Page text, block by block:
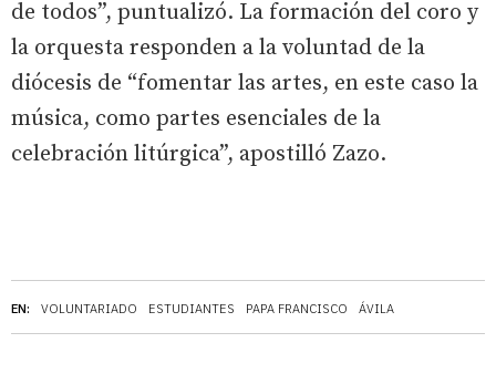
EN: VOLUNTARIADO ESTUDIANTES PAPA FRANCISCO ÁVILA
de todos”, puntualizó. La formación del coro y
la orquesta responden a la voluntad de la
diócesis de “fomentar las artes, en este caso la
música, como partes esenciales de la
celebración litúrgica”, apostilló Zazo.